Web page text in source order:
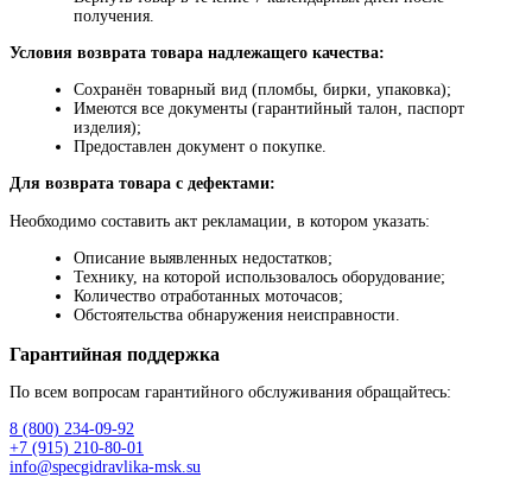
получения.
Условия возврата товара надлежащего качества:
Сохранён товарный вид (пломбы, бирки, упаковка);
Имеются все документы (гарантийный талон, паспорт
изделия);
Предоставлен документ о покупке.
Для возврата товара с дефектами:
Необходимо составить акт рекламации, в котором указать:
Описание выявленных недостатков;
Технику, на которой использовалось оборудование;
Количество отработанных моточасов;
Обстоятельства обнаружения неисправности.
Гарантийная поддержка
По всем вопросам гарантийного обслуживания обращайтесь:
8 (800) 234-09-92
+7 (915) 210-80-01
info@specgidravlika-msk.su